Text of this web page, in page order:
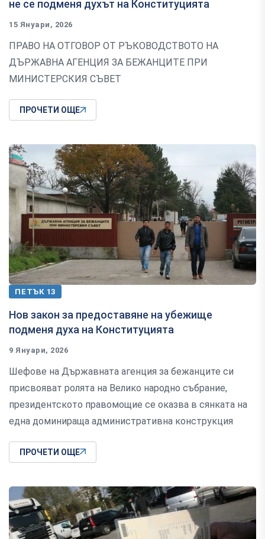
не се подменя духът на Конституцията
15 Януари, 2026
ПРАВО НА ОТГОВОР ОТ РЪКОВОДСТВОТО НА
ДЪРЖАВНА АГЕНЦИЯ ЗА БЕЖАНЦИТЕ ПРИ
МИНИСТЕРСКИЯ СЪВЕТ
ПРОЧЕТИ ОЩЕ
ПЕТЪК 13
Нов закон за предоставяне на убежище
подменя духа на Конституцията
9 Януари, 2026
Шефове на Държавната агенция за бежанците си
присвояват ролята на Велико народно събрание,
президентското правомощие се оказва в сянката на
една доминираща административна конструкция
ПРОЧЕТИ ОЩЕ